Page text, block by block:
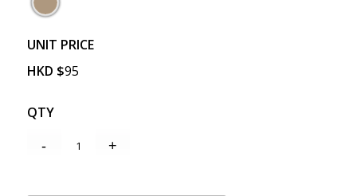
UNIT PRICE
HKD $95
QTY